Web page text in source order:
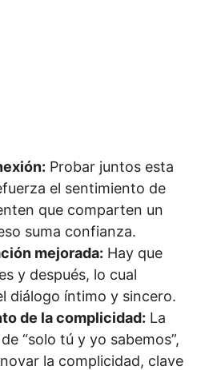
Probar juntos esta
el sentimiento de
que comparten un
suma confianza.
mejorada: Hay que
y después, lo cual
diálogo íntimo y sincero.
de la complicidad: La
“solo tú y yo sabemos”,
la complicidad, clave